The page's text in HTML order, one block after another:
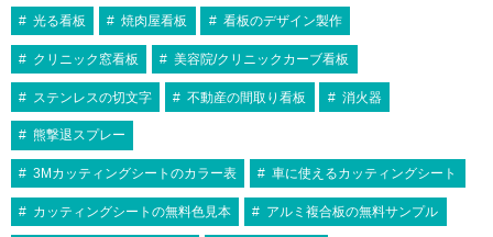
光る看板 焼肉屋看板 看板のデザイン製作
クリニック窓看板 美容院/クリニックカーブ看板
ステンレスの切文字 不動産の間取り看板 消火器
熊撃退スプレー
3Mカッティングシートのカラー表 車に使えるカッティングシート
カッティングシートの無料色見本 アルミ複合板の無料サンプル